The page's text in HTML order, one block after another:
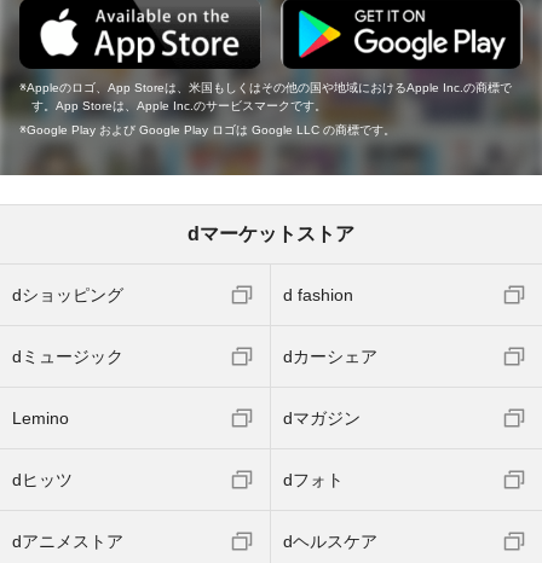
Appleのロゴ、App Storeは、米国もしくはその他の国や地域におけるApple Inc.の商標で
す。App Storeは、Apple Inc.のサービスマークです。
Google Play および Google Play ロゴは Google LLC の商標です。
dマーケットストア
dショッピング d fashion
dミュージック dカーシェア
Lemino dマガジン
dヒッツ dフォト
dアニメストア dヘルスケア